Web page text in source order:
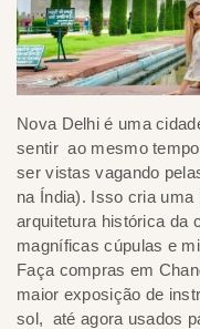
Nova Delhi é uma
sentir ao mesmo
ser vistas vagando
na Índia). Isso cria
arquitetura histórica da
magníficas cúpulas e
Faça compras em
maior exposição de
sol, até agora usados